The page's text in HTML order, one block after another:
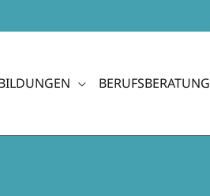
BERUFSBERATUNG